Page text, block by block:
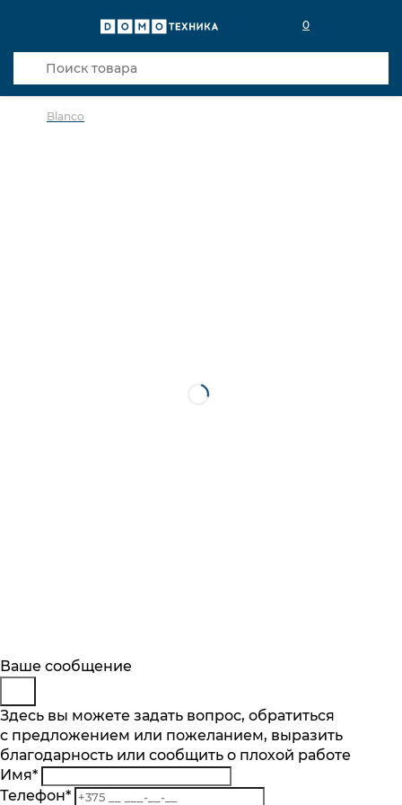
0
Blanco
Описание
Отзывы
Основные характеристики
Количество чаш шт.
2
Материал
Будьте в курсе
Подпишитесь на последние обновления
и узнавайте о новинках и специальных
предложениях первыми
Подписаться
Заказ обратного звонка
Представьтесь
Телефон*
Комментарий
Ваше сообщение
Здесь вы можете задать вопрос, обратиться
с предложением или пожеланием, выразить
благодарность или сообщить о плохой работе
Имя*
Телефон*